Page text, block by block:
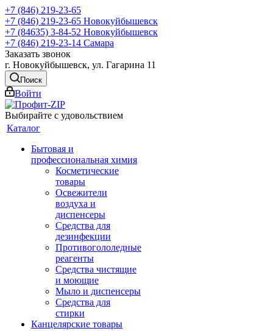
+7 (846) 219-23-65
+7 (846) 219-23-65 Новокуйбышевск
+7 (84635) 3-84-52 Новокуйбышевск
+7 (846) 219-23-14 Самара
Заказать звонок
г. Новокуйбышевск, ул. Гагарина 11
Поиск
Войти
Выбирайте с удовольствием
Каталог
Бытовая и
профессиональная химия
Косметические
товары
Освежители
воздуха и
диспенсеры
Средства для
дезинфекции
Противогололедные
реагенты
Средства чистящие
и моющие
Мыло и диспенсеры
Средства для
стирки
Канцелярские товары